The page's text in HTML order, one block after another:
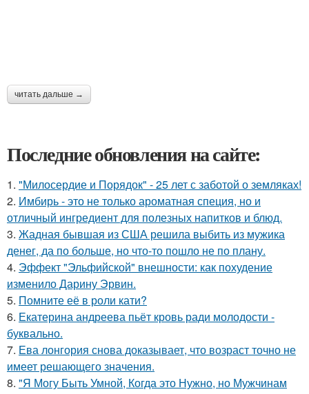
читать дальше →
Последние обновления на сайте:
1. "Милосердие и Порядок" - 25 лет с заботой о земляках!
2. Имбирь - это не только ароматная специя, но и
отличный ингредиент для полезных напитков и блюд.
3. Жадная бывшая из США решила выбить из мужика
денег, да по больше, но что-то пошло не по плану.
4. Эффект "Эльфийской" внешности: как похудение
изменило Дарину Эрвин.
5. Помните её в роли кати?
6. Екатерина андреева пьёт кровь ради молодости -
буквально.
7. Ева лонгория снова доказывает, что возраст точно не
имеет решающего значения.
8. "Я Могу Быть Умной, Когда это Нужно, но Мужчинам